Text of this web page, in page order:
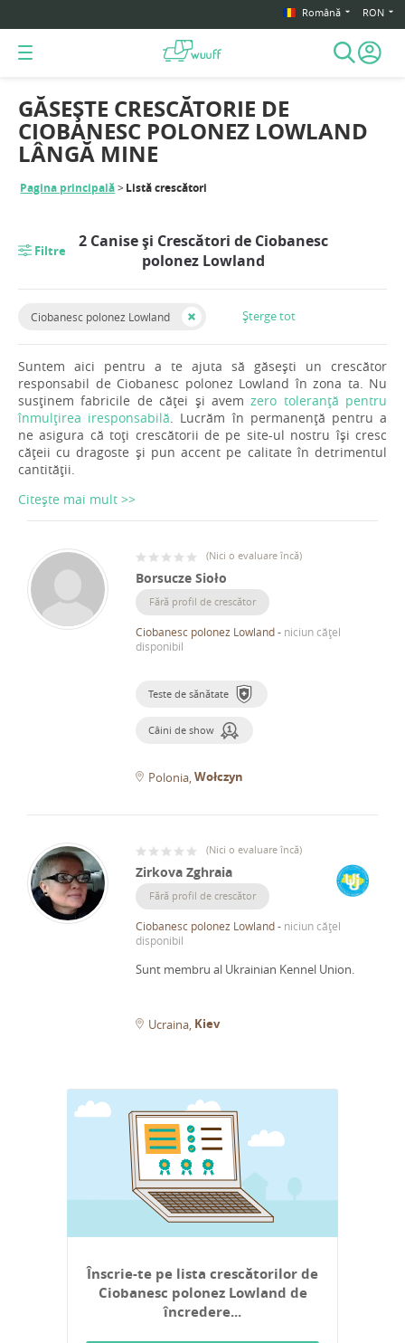
Română RON
Pagina principală Listă crescători
GĂSEȘTE CRESCĂTORIE DE
CIOBANESC POLONEZ LOWLAND
LÂNGĂ MINE
Filtre
2 Canise și Crescători de Ciobanesc
polonez Lowland
Ciobanesc polonez Lowland Șterge tot
Suntem aici pentru a te ajuta să găsești un crescător
responsabil de Ciobanesc polonez Lowland în zona ta. Nu
susținem fabricile de căței și avemzero toleranță pentru
înmulțirea iresponsabilă . Lucrăm în permanență pentru a
ne asigura că toți crescătorii de pe site-ul nostru își cresc
cățeii cu dragoste și pun accent pe calitate în detrimentul
cantității.
Citește mai mult >>
(Nici o evaluare încă)
Borsucze Sioło
Fără profil de crescător
Ciobanesc polonez Lowland- niciun cățel
disponibil
Teste de sănătate
Câini de show
Polonia Wołczyn
(Nici o evaluare încă)
Zirkova Zghraia
Fără profil de crescător
Ciobanesc polonez Lowland- niciun cățel
disponibil
Sunt membru al Ukrainian Kennel Union.
Ucraina Kiev
Înscrie-te pe lista crescătorilor de
Ciobanesc polonez Lowland de
încredere...